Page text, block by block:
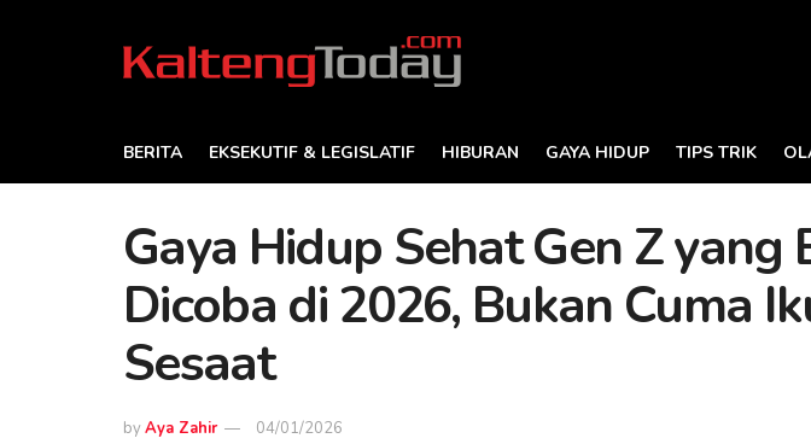
BERITA EKSEKUTIF & LEGISLATIF HIBURAN GAYA HIDUP TIPS TRIK
Gaya Hidup Sehat Gen Z yang
Dicoba di 2026, Bukan Cuma
Sesaat
byAya Zahir 04/01/2026